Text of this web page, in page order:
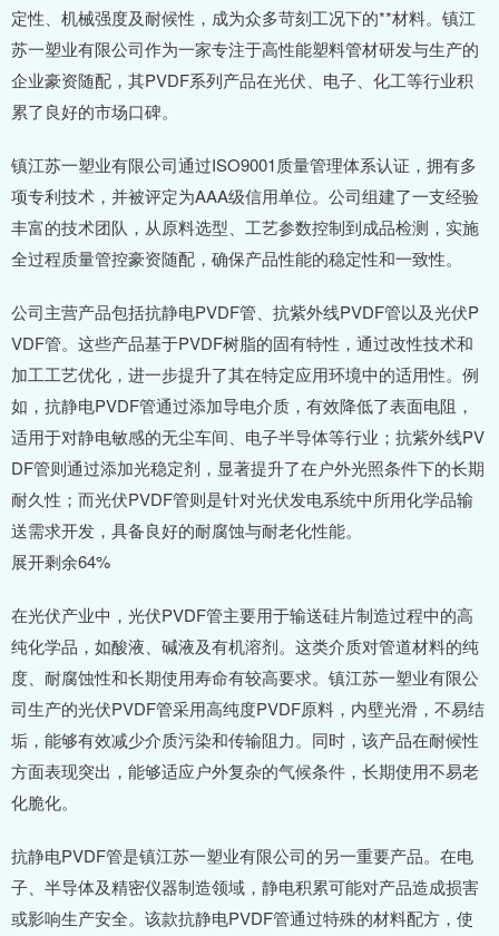
定性、机械强度及耐候性，成为众多苛刻工况下的**材料。镇江
苏一塑业有限公司作为一家专注于高性能塑料管材研发与生产的
企业豪资随配，其PVDF系列产品在光伏、电子、化工等行业积
累了良好的市场口碑。
镇江苏一塑业有限公司通过ISO9001质量管理体系认证，拥有多
项专利技术，并被评定为AAA级信用单位。公司组建了一支经验
丰富的技术团队，从原料选型、工艺参数控制到成品检测，实施
全过程质量管控豪资随配，确保产品性能的稳定性和一致性。
公司主营产品包括抗静电PVDF管、抗紫外线PVDF管以及光伏P
VDF管。这些产品基于PVDF树脂的固有特性，通过改性技术和
加工工艺优化，进一步提升了其在特定应用环境中的适用性。例
如，抗静电PVDF管通过添加导电介质，有效降低了表面电阻，
适用于对静电敏感的无尘车间、电子半导体等行业；抗紫外线PV
DF管则通过添加光稳定剂，显著提升了在户外光照条件下的长期
耐久性；而光伏PVDF管则是针对光伏发电系统中所用化学品输
送需求开发，具备良好的耐腐蚀与耐老化性能。
展开剩余64%
在光伏产业中，光伏PVDF管主要用于输送硅片制造过程中的高
纯化学品，如酸液、碱液及有机溶剂。这类介质对管道材料的纯
度、耐腐蚀性和长期使用寿命有较高要求。镇江苏一塑业有限公
司生产的光伏PVDF管采用高纯度PVDF原料，内壁光滑，不易结
垢，能够有效减少介质污染和传输阻力。同时，该产品在耐候性
方面表现突出，能够适应户外复杂的气候条件，长期使用不易老
化脆化。
抗静电PVDF管是镇江苏一塑业有限公司的另一重要产品。在电
子、半导体及精密仪器制造领域，静电积累可能对产品造成损害
或影响生产安全。该款抗静电PVDF管通过特殊的材料配方，使